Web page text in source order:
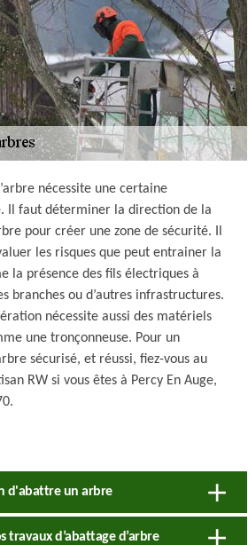
nécessite une certaine
Il faut déterminer la direction de la
pour créer une zone de sécurité. Il
les risques que peut entrainer la
la présence des fils électriques à
branches ou d’autres infrastructures.
nécessite aussi des matériels
une tronçonneuse. Pour un
sécurisé, et réussi, fiez-vous au
RW si vous êtes à Percy En Auge,
d'abattre un arbre
d’abattage d’arbre